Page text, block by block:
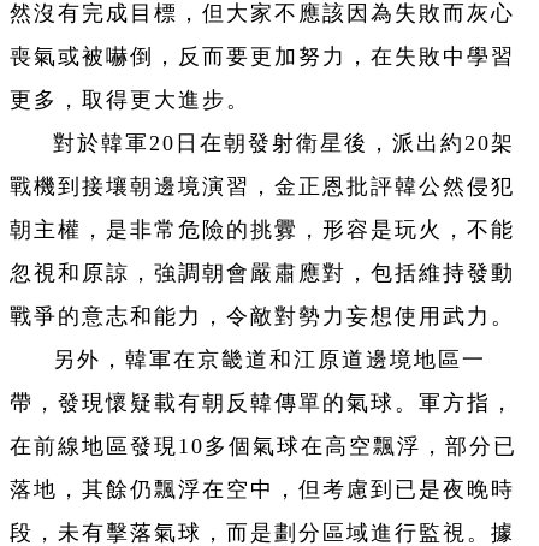
然沒有完成目標，但大家不應該因為失敗而灰心
喪氣或被嚇倒，反而要更加努力，在失敗中學習
更多，取得更大進步。
對於韓軍20日在朝發射衛星後，派出約20架
戰機到接壤朝邊境演習，金正恩批評韓公然侵犯
朝主權，是非常危險的挑釁，形容是玩火，不能
忽視和原諒，強調朝會嚴肅應對，包括維持發動
戰爭的意志和能力，令敵對勢力妄想使用武力。
另外，韓軍在京畿道和江原道邊境地區一
帶，發現懷疑載有朝反韓傳單的氣球。軍方指，
在前線地區發現10多個氣球在高空飄浮，部分已
落地，其餘仍飄浮在空中，但考慮到已是夜晚時
段，未有擊落氣球，而是劃分區域進行監視。據